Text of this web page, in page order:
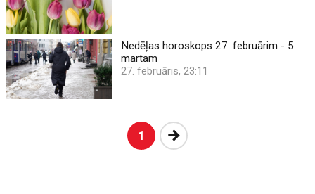
Nedēļas horoskops 27. februārim - 5.
martam
27. februāris, 23:11
1 Nākošā